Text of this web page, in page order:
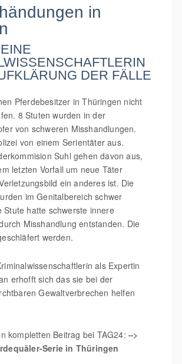
in
DER FÄLLE
Pferdebesitzer in Thüringen nicht
8 Stuten wurden in der
von schweren Misshandlungen.
von einem Serientäter aus.
Suhl gehen davon aus,
letzten Vorfall um neue Täter
ein anderes ist. Die
im Genitalbereich schwer
Stute hatte schwerste innere
Misshandlung entstanden. Die
werden.
als Expertin
erhofft sich das sie bei der
Gewaltverbrechen helfen
kompletten Beitrag bei TAG24: –>
Serie in Thüringen